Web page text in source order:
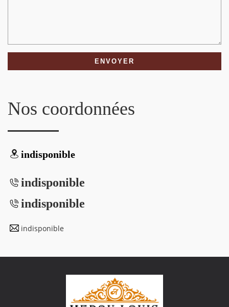
Nos coordonnées
indisponible
indisponible
indisponible
indisponible